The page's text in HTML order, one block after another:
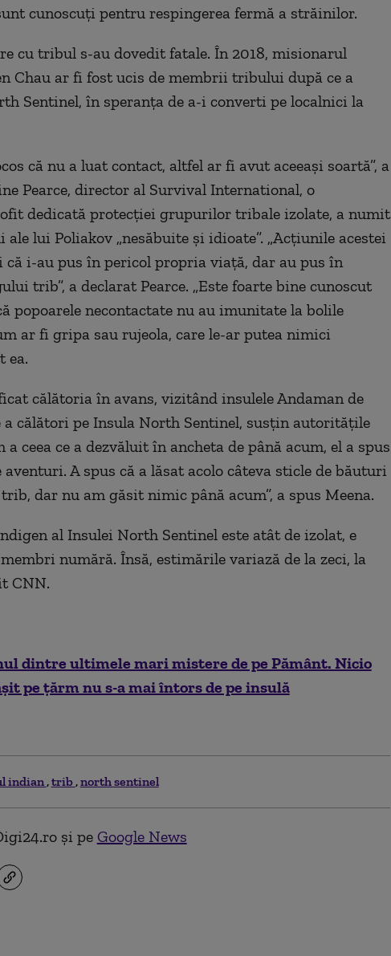
cunoscuți pentru respingerea fermă a străinilor.
cu tribul s-au dovedit fatale. În 2018, misionarul
Chau ar fi fost ucis de membrii tribului după ce a
Sentinel, în speranța de a-i converti pe localnici la
că nu a luat contact, altfel ar fi avut aceeași soartă”, a
Pearce, director al Survival International, o
dedicată protecției grupurilor tribale izolate, a numit
ale lui Poliakov „nesăbuite și idioate”. „Acțiunile acestei
că i-au pus în pericol propria viață, dar au pus în
trib”, a declarat Pearce. „Este foarte bine cunoscut
popoarele necontactate nu au imunitate la bolile
ar fi gripa sau rujeola, care le-ar putea nimici
ea.
călătoria în avans, vizitând insulele Andaman de
călători pe Insula North Sentinel, susțin autoritățile
a ceea ce a dezvăluit în ancheta de până acum, el a spus
aventuri. A spus că a lăsat acolo câteva sticle de băuturi
dar nu am găsit nimic până acum”, a spus Meena.
al Insulei North Sentinel este atât de izolat, e
numără. Însă, estimările variază de la zeci, la
CNN.
dintre ultimele mari mistere de pe Pământ. Nicio
pe țărm nu s-a mai întors de pe insulă
indian trib north sentinel
și pe Google News